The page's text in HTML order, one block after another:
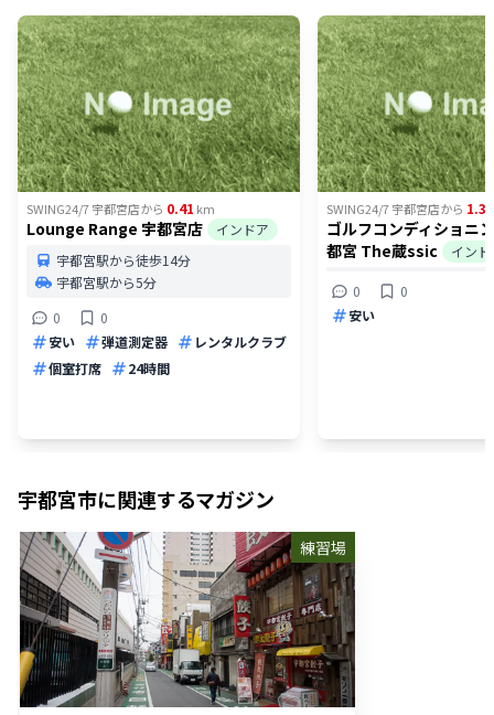
SWING24/7 宇都宮店から 0.41 km
Lounge Range 宇都宮店
インドア
宇都宮駅から徒歩14分
宇都宮駅から5分
0
0
安い
弾道測定器
レンタルクラブ
個室打席
24時間
SWING24/7 宇都宮店から 1.3
ゴルフコンディショニ
都宮 The蔵ssic
インド
0
0
安い
宇都宮市に関連するマガジン
練習場